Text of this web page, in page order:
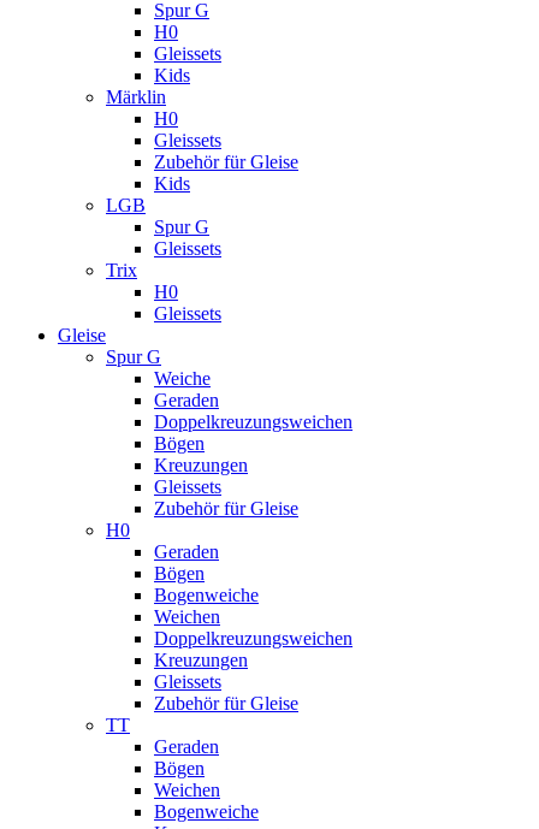
Spur G
H0
Gleissets
Kids
Märklin
H0
Gleissets
Zubehör für Gleise
Kids
LGB
Spur G
Gleissets
Trix
H0
Gleissets
Gleise
Spur G
Weiche
Geraden
Doppelkreuzungsweichen
Bögen
Kreuzungen
Gleissets
Zubehör für Gleise
H0
Geraden
Bögen
Bogenweiche
Weichen
Doppelkreuzungsweichen
Kreuzungen
Gleissets
Zubehör für Gleise
TT
Geraden
Bögen
Weichen
Bogenweiche